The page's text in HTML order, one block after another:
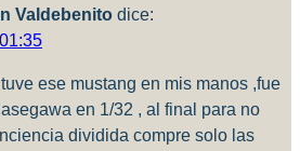
Valdebenito dice:
ese mustang en mis manos ,fue
en 1/32 , al final para no
dividida compre solo las